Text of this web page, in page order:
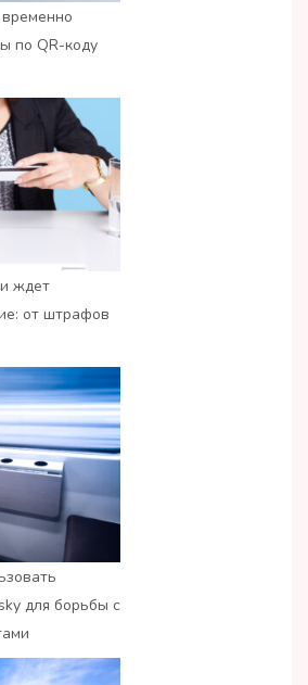
по QR-коду
ждет
от штрафов
для борьбы с